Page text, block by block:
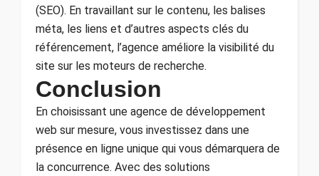
(SEO). En travaillant sur le contenu, les balises
méta, les liens et d’autres aspects clés du
référencement, l’agence améliore la visibilité du
site sur les moteurs de recherche.
Conclusion
En choisissant une agence de développement
web sur mesure, vous investissez dans une
présence en ligne unique qui vous démarquera de
la concurrence. Avec des solutions